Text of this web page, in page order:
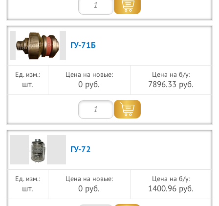
ГУ-71Б
шт.
Цена на новые:
0 руб.
Цена на б/у:
7896.33 руб.
ГУ-72
шт.
Цена на новые:
0 руб.
Цена на б/у:
1400.96 руб.